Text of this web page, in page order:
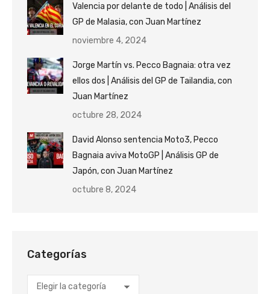
Valencia por delante de todo | Análisis del
GP de Malasia, con Juan Martínez
noviembre 4, 2024
Jorge Martín vs. Pecco Bagnaia: otra vez
ellos dos | Análisis del GP de Tailandia, con
Juan Martínez
octubre 28, 2024
David Alonso sentencia Moto3, Pecco
Bagnaia aviva MotoGP | Análisis GP de
Japón, con Juan Martínez
octubre 8, 2024
Categorías
Categorías